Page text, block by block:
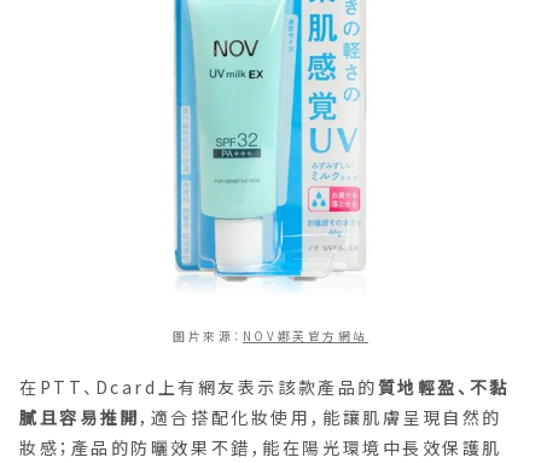
圖片來源： NOV娜芙官方網站
在PTT、Dcard上有網友表示該款產品的質地輕盈、不黏
膩且容易推開，適合搭配化妝使用，能讓肌膚呈現自然的
妝感；產品的防曬效果不錯，能在陽光環境中長效保護肌